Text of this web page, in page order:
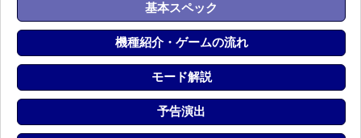
基本スペック
機種紹介・ゲームの流れ
モード解説
予告演出